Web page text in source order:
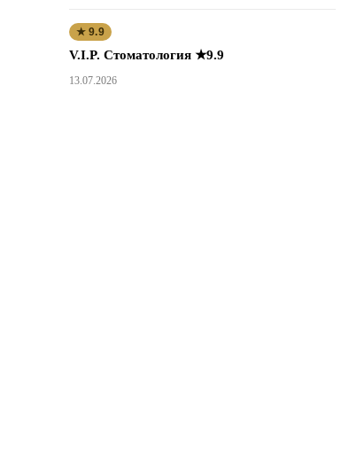
★ 9.9
V.I.P. Стоматология ★9.9
13.07.2026